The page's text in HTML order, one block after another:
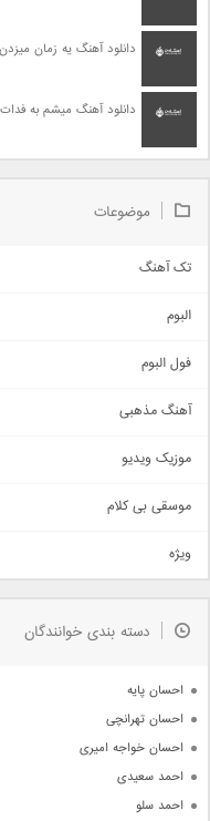
دانلود آهنگ یه زمان
دانلود آهنگ میشم به
موضوعات
تک آهنگ
اجتماعی
حماسی
سنتی
اهنگ بندرعباسی
دمو
مذهبی
جدیدترین ها
البوم
فول البوم
آهنگ مذهبی
موزیک ویدیو
موسقی بی کلام
ویژه
دسته بندی خوانندگان
احسان پایه
احسان تهرانچی
احسان خواجه امیری
احمد سعیدی
احمد سلو